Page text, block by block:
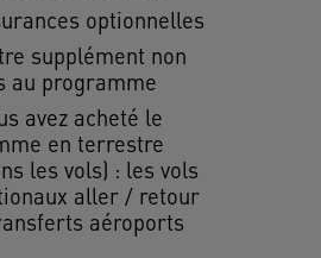
optionnelles
supplément non
au programme
avez acheté le
en terrestre
les vols) : les vols
aller / retour
aéroports